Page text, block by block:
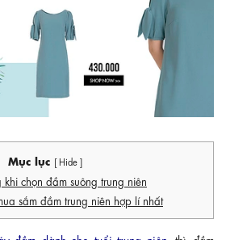
Mục lục [ Hide ]
chọn đầm suông trung niên
sắm đầm trung niên hợp lí nhất